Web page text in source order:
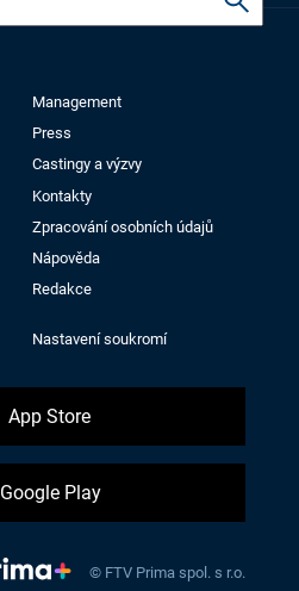
Management
Press
Castingy a výzvy
Kontakty
Zpracování osobních údajů
Nápověda
Redakce
Nastavení soukromí
App Store
Google Play
© FTV Prima spol. s r.o.